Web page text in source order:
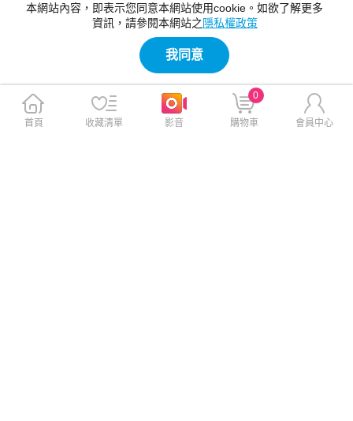
Nintendo Switch 九日 NINE S
$1,230
免運
Nintendo Switch 2 主機 (台灣
公司貨)+集合啦！動物森友會
中文版+Pro 控制器
$17,980 $18,810
免運
本網站內容，即表示您同意本網站使用cookie。如欲了解更多
資訊，請參閱本網站之 隱私權政策
我同意
首頁 收藏清單 影音 購物車
0
會員中心